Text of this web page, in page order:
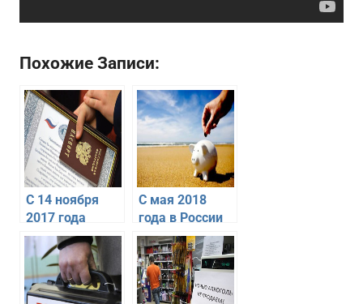
Похожие Записи:
С 14 ноября
2017 года
утвержден
порядок и
текст
принесения
С мая 2018
года в России
вводится
курортный
сбор для
туристов